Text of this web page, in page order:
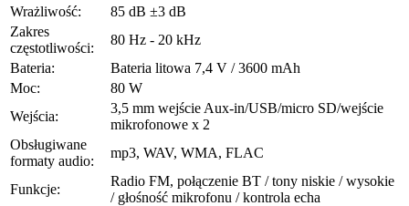
Wrażliwość:
85 dB ±3 dB
Zakres
częstotliwości:
80 Hz - 20 kHz
Bateria:
Bateria litowa 7,4 V / 3600 mAh
Moc:
80 W
Wejścia:
3,5 mm wejście Aux-in/USB/micro SD/wejście
mikrofonowe x 2
Obsługiwane
formaty audio:
mp3, WAV, WMA, FLAC
Funkcje:
Radio FM, połączenie BT / tony niskie / wysokie
/ głośność mikrofonu / kontrola echa